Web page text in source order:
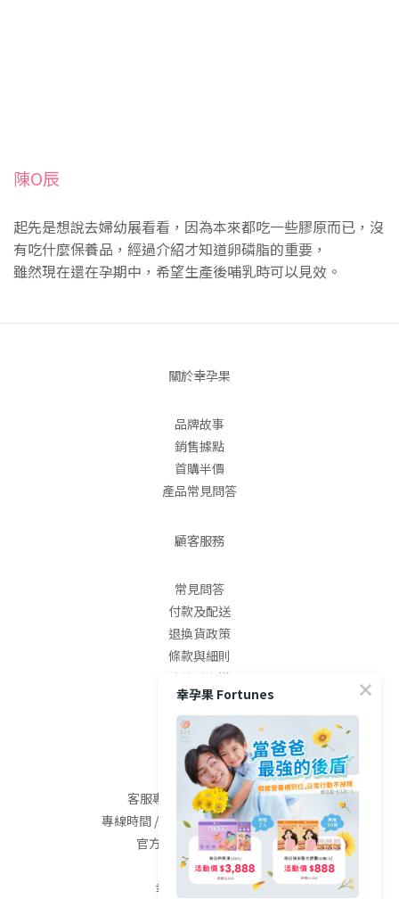
陳O辰
起先是想說去婦幼展看看，因為本來都吃一些膠原而已，沒
有吃什麼保養品，經過介紹才知道卵磷脂的重要，
雖然現在還在孕期中，希望生產後哺乳時可以見效。
關於幸孕果
品牌故事
銷售據點
首購半價
產品常見問答
顧客服務
常見問答
付款及配送
退換貨政策
條款與細則
防詐騙宣導
隱私權條款
聯絡我們
客服專線 / (04)2568-0800
專線時間 / 09:00-18:00 (週二~週六)
官方LINE / @fortunes
幸孕果有限公司
幸孕果 Fortunes